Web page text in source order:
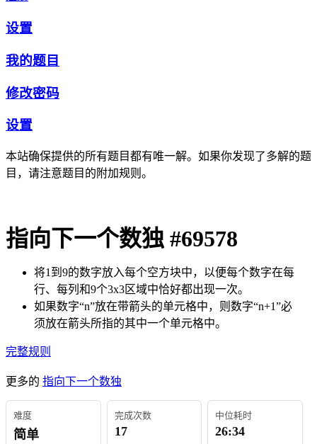
设置
我的题目
修改密码
设置
本站确保提供的所有题目都有唯一解。如果你发现了多解的题
目，请注意题目的附加规则。
指向下一个数独 #69578
将1到9的数字放入每个空方块中，以便每个数字在每
行、每列和9个3x3区域中恰好都出现一次。
如果数字“n”放在带箭头的单元格中，则数字“n+1”必
须放在箭头所指的其中一个单元格中。
完整规则
更多的 指向下一个数独
难度
简单
完成次数
17
中位耗时
26:34